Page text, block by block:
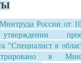
России от
"Специалист в
в